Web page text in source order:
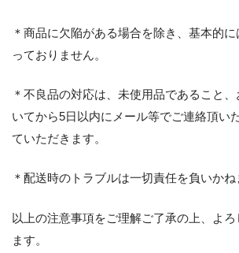
＊商品に欠陥がある場合を除き、基本的
っておりません。
＊不良品の対応は、未使用品であること
いてから5日以内にメール等でご連絡頂い
ていただきます。
＊配送時のトラブルは一切責任を負いかね
以上の注意事項をご理解ご了承の上、よ
ます。